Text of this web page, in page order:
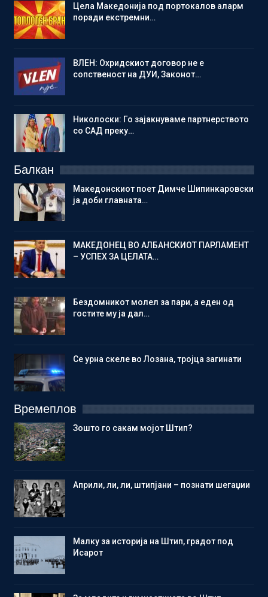
Цела Македонија под портокалов аларм
поради екстремни…
ВЛЕН: Охридскиот договор не е
сопственост на ДУИ, Законот…
Николоски: Го зајакнуваме партнерството
со САД преку…
Балкан
Македонскиот поет Димче Шипинкаровски
ја доби главната…
МАКЕДОНЕЦ ВО АЛБАНСКИОТ ПАРЛАМЕНТ
– УСПЕХ ЗА ЦЕЛАТА…
Бездомникот молел за пари, а еден од
гостите му ја дал…
Се урна скеле во Лозана, тројца загинати
Времеплов
Зошто го сакам мојот Штип?
Aприли, ли, ли, штипјани – познати шегаџии
Малку за историја на Штип, градот под
Исарот